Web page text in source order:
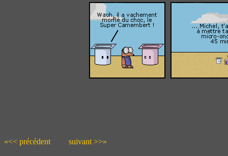
«<< précédent suivant >>»